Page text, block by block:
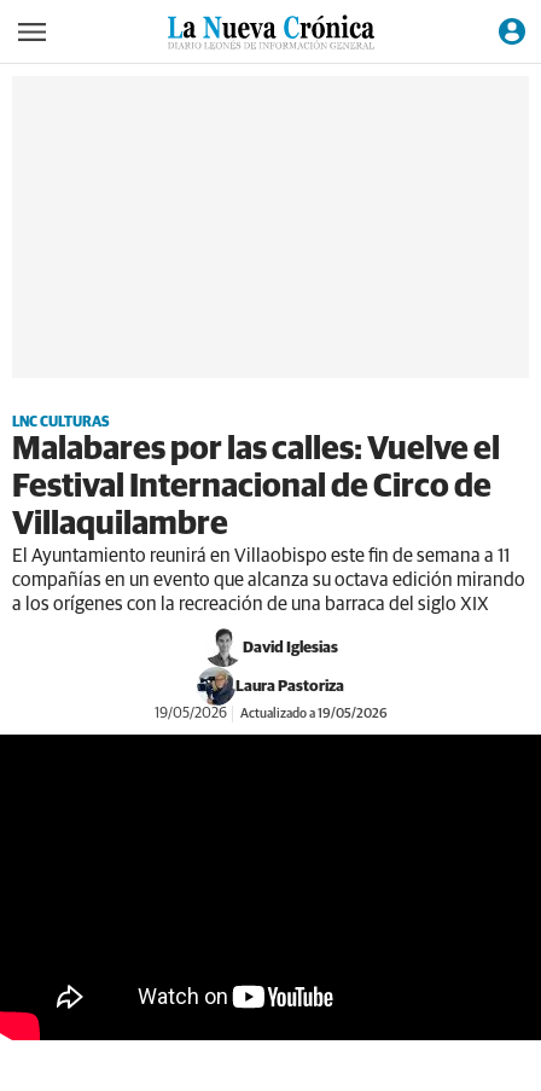
LNC CULTURAS
Malabares por las calles: Vuelve el
Festival Internacional de Circo de
Villaquilambre
El Ayuntamiento reunirá en Villaobispo este fin de semana a 11
compañías en un evento que alcanza su octava edición mirando
a los orígenes con la recreación de una barraca del siglo XIX
David Iglesias
Laura Pastoriza
19/05/2026 Actualizado a 19/05/2026